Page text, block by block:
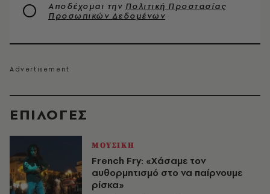
EΠΙΛΟΓΈΣ
ΜΟΥΣΙΚΗ
French Fry: «Χάσαμε τον
αυθορμητισμό στο να παίρνουμε
ρίσκα»
Αποδέχομαι την Πολιτική Προστασίας
Προσωπικών Δεδομένων